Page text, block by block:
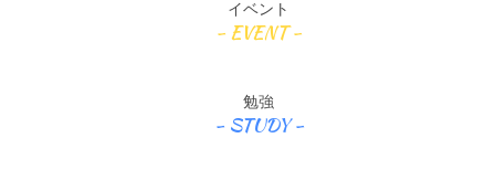
イベント
勉強